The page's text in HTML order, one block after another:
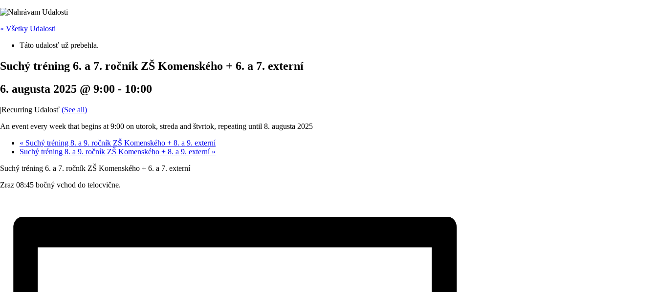
« Všetky Udalosti
Táto udalosť už prebehla.
Suchý tréning 6. a 7. ročník ZŠ Komenského + 6. a 7. externí
6. augusta 2025 @ 9:00 - 10:00
|Recurring Udalosť (See all)
An event every week that begins at 9:00 on utorok, streda and štvrtok, repeating until 8. augusta 2025
« Suchý tréning 8. a 9. ročník ZŠ Komenského + 8. a 9. externí
Suchý tréning 8. a 9. ročník ZŠ Komenského + 8. a 9. externí »
Suchý tréning 6. a 7. ročník ZŠ Komenského + 6. a 7. externí
Zraz 08:45 bočný vchod do telocvične.